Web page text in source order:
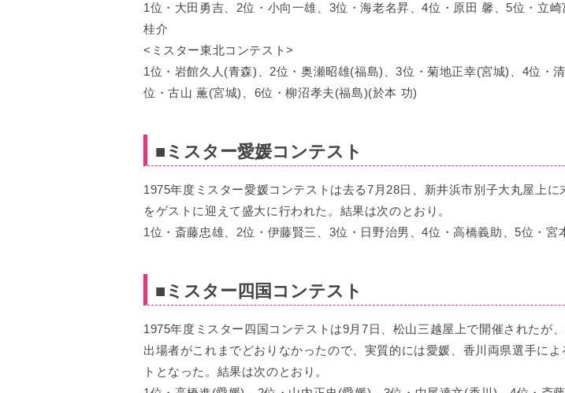
1位・大田勇吉、2位・小向一雄、3位・海老名昇、4位・原田 馨、5位・立
桂介
<ミスター東北コンテスト>
1位・岩館久人(青森)、2位・奥瀬昭雄(福島)、3位・菊地正幸(宮城)、4位・
位・古山 薫(宮城)、6位・柳沼孝夫(福島)(於本 功)
■ミスター愛媛コンテスト
1975年度ミスター愛媛コンテストは去る7月28日、新井浜市別子大丸屋上に
をゲストに迎えて盛大に行われた。結果は次のとおり。
1位・斎藤忠雄、2位・伊藤賢三、3位・日野治男、4位・高橋義助、5位・宮
■ミスター四国コンテスト
1975年度ミスター四国コンテストは9月7日、松山三越屋上で開催されたが
出場者がこれまでどおりなかったので、実質的には愛媛、香川両県選手によ
トとなった。結果は次のとおり。